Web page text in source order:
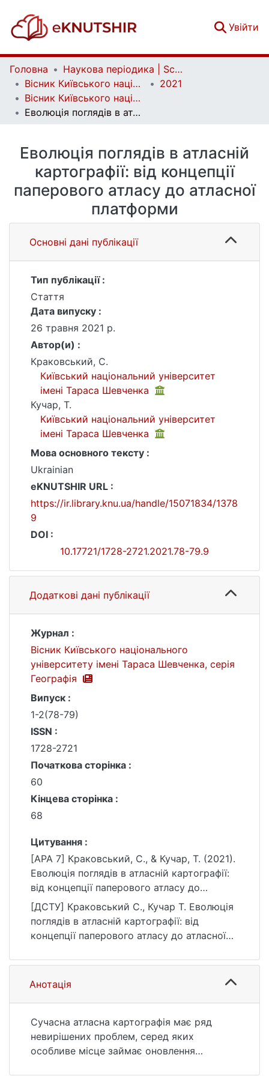
Увійти
Головна
Наукова періодика | Scientific periodicals
Вісник Київського національного університету імені Тараса Шевченка. Географія | Bulletin of Taras Shevchenko National University of Kyiv. Geography
2021
Вісник Київського національного університету імені Тараса Шевченка. Географія. Випуск 1/2 (78/79)
Еволюція поглядів в атласній картографії: від концепції паперового атласу до атласної платформи
Еволюція поглядів в атласній
картографії: від концепції
паперового атласу до атласної
платформи
Основні дані публікації
Тип публікації :
Стаття
Дата випуску :
26 травня 2021 р.
Автор(и) :
Краковський, С.
Київський національний університет
імені Тараса Шевченка
Кучар, Т.
Київський національний університет
імені Тараса Шевченка
Мова основного тексту :
Ukrainian
eKNUTSHIR URL :
https://ir.library.knu.ua/handle/15071834/1378
9
DOI :
10.17721/1728-2721.2021.78-79.9
Додаткові дані публікації
Журнал :
Вісник Київського національного
університету імені Тараса Шевченка, серія
Географія
Випуск :
1-2(78-79)
ISSN :
1728-2721
Початкова сторінка :
60
Кінцева сторінка :
68
Цитування :
[APA 7] Краковський, С., & Кучар, Т. (2021).
Еволюція поглядів в атласній картографії:
від концепції паперового атласу до
атласної платформи. Вісник Київського
національного університету імені Тараса
Шевченка, серія Географія, (1-2(78-79)),
60–68. https://doi.org/10.17721/1728-
2721.2021.78-79.9
[ДСТУ] Краковський С., Кучар Т. Еволюція
поглядів в атласній картографії: від
концепції паперового атласу до атласної
національного університету імені Тараса
Шевченка, серія Географія. 2021. № 1-2(78-
79). С. 60—68. DOI: 10.17721/1728-
25.07.2026).
Анотація
Сучасна атласна картографія має ряд
невирішених проблем, серед яких
особливе місце займає оновлення